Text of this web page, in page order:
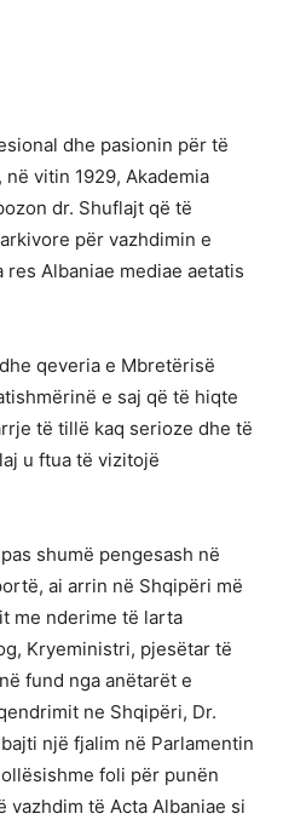
dhe pasionin për të
vitin 1929, Akademia
dr. Shuflajt që të
për vazhdimin e
res Albaniae mediae aetatis
qeveria e Mbretërisë
e saj që të hiqte
të tillë kaq serioze dhe të
u ftua të vizitojë
shumë pengesash në
ai arrin në Shqipëri më
me nderime të larta
Kryeministri, pjesëtar të
fund nga anëtarët e
ne Shqipëri, Dr.
një fjalim në Parlamentin
foli për punën
të Acta Albaniae si